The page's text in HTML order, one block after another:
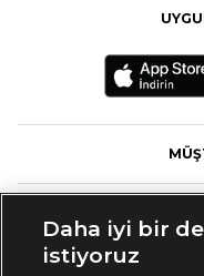
Daha iyi bir
istiyoruz